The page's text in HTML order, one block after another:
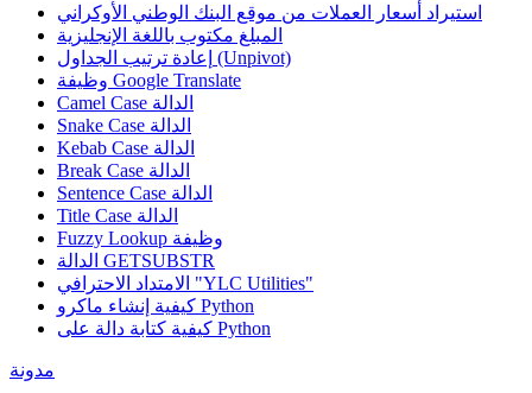
استيراد أسعار العملات من موقع البنك الوطني الأوكراني
المبلغ مكتوب باللغة الإنجليزية
إعادة ترتيب الجداول (Unpivot)
Google Translate
Camel Case الدالة
Snake Case الدالة
Kebab Case الدالة
Break Case الدالة
Sentence Case الدالة
Title Case الدالة
Fuzzy Lookup وظيفة
الدالة GETSUBSTR
الامتداد الاحترافي "YLC Utilities"
كيفية إنشاء ماكرو Python
كيفية كتابة دالة على Python
مدونة